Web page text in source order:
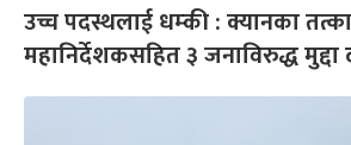
उच्च पदस्थलाई धम्की : क्यानका
महानिर्देशकसहित ३ जनाविरुद्ध मुद्दा